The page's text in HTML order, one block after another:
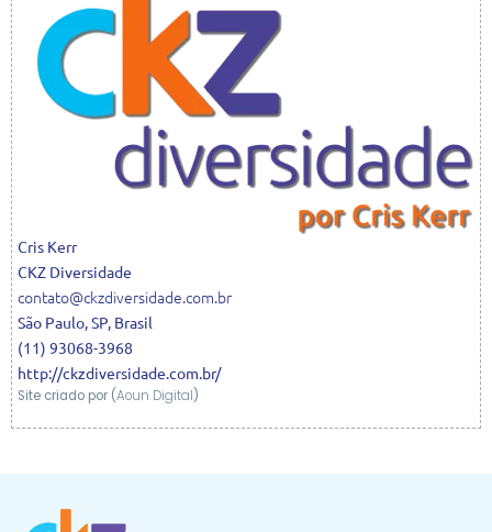
Cris Kerr
CKZ Diversidade
contato@ckzdiversidade.com.br
São Paulo,SP, Brasil
(11) 93068-3968
http://ckzdiversidade.com.br/
Site criado por (Aoun Digital)